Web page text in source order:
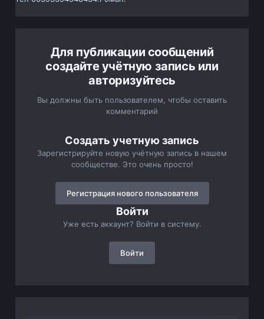
Для публикации сообщений
создайте учётную запись или
авторизуйтесь
Вы должны быть пользователем, чтобы оставить
комментарий
Создать учетную запись
Зарегистрируйте новую учётную запись в нашем
сообществе. Это очень просто!
Регистрация нового пользователя
Войти
Уже есть аккаунт? Войти в систему.
Войти